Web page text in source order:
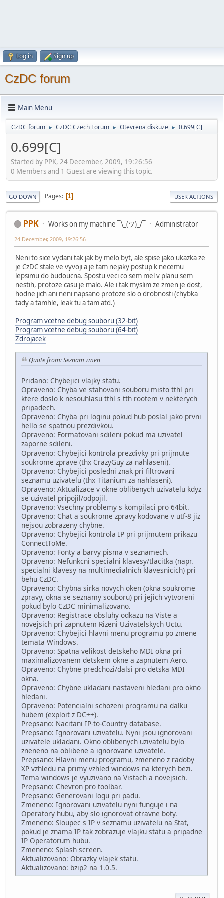
Log in Sign up
CzDC forum
Main Menu
CzDC forum ► CzDC Czech Forum ► Otevrena diskuze ► 0.699[C]
0.699[C]
Started by PPK, 24 December, 2009, 19:26:56
0 Members and 1 Guest are viewing this topic.
GO DOWN Pages 1 USER ACTIONS
PPK Works on my machine ¯\_(ツ)_/¯ Administrator
24 December, 2009, 19:26:56
Neni to sice vydani tak jak by melo byt, ale spise jako ukazka ze
je CzDC stale ve vyvoji a je tam nejaky postup k necemu
lepsimu do budoucna. Spostu veci co sem mel v planu sem
nestih, protoze casu je malo. Ale i tak myslim ze zmen je dost,
hodne jich ani neni napsano protoze slo o drobnosti (chybka
tady a tamhle, leak tu a tam atd.)
Program vcetne debug souboru (32-bit)
Program vcetne debug souboru (64-bit)
Zdrojacek
Quote from: Seznam zmen
Pridano: Chybejici vlajky statu.
Opraveno: Chyba ve stahovani souboru misto tthl pri
ktere doslo k nesouhlasu tthl s tth rootem v nekterych
pripadech.
Opraveno: Chyba pri loginu pokud hub poslal jako prvni
hello se spatnou prezdivkou.
Opraveno: Formatovani sdileni pokud ma uzivatel
zaporne sdileni.
Opraveno: Chybejici kontrola prezdivky pri prijmute
soukrome zprave (thx CrazyGuy za nahlaseni).
Opraveno: Chybejici posledni znak pri filtrovani
seznamu uzivatelu (thx Titanium za nahlaseni).
Opraveno: Aktualizace v okne oblibenych uzivatelu kdyz
se uzivatel pripojil/odpojil.
Opraveno: Vsechny problemy s kompilaci pro 64bit.
Opraveno: Chat a soukrome zpravy kodovane v utf-8 jiz
nejsou zobrazeny chybne.
Opraveno: Chybejici kontrola IP pri prijmutem prikazu
ConnectToMe.
Opraveno: Fonty a barvy pisma v seznamech.
Opraveno: Nefunkcni specialni klavesy/tlacitka (napr.
specialni klavesy na multimedialnich klavesnicich) pri
behu CzDC.
Opraveno: Chybna sirka novych oken (okna soukrome
zpravy, okna se seznamy souboru) pri jejich vytvoreni
pokud bylo CzDC minimalizovano.
Opraveno: Registrace obsluhy odkazu na Viste a
novejsich pri zapnutem Rizeni Uzivatelskych Uctu.
Opraveno: Chybejici hlavni menu programu po zmene
temata Windows.
Opraveno: Spatna velikost detskeho MDI okna pri
maximalizovanem detskem okne a zapnutem Aero.
Opraveno: Chybne predchozi/dalsi pro detska MDI
okna.
Opraveno: Chybne ukladani nastaveni hledani pro okno
hledani.
Opraveno: Potencialni schozeni programu na dalku
hubem (exploit z DC++).
Prepsano: Nacitani IP-to-Country database.
Prepsano: Ignorovani uzivatelu. Nyni jsou ignorovani
uzivatele ukladani. Okno oblibenych uzivatelu bylo
zneneno na oblibene a ignorovane uzivatele.
Prepsano: Hlavni menu programu, zmeneno z radoby
XP vzhledu na primy vzhled windows na kterych bezi.
Tema windows je vyuzivano na Vistach a novejsich.
Prepsano: Chevron pro toolbar.
Prepsano: Generovani logu pri padu.
Zmeneno: Ignorovani uzivatelu nyni funguje i na
Operatory hubu, aby slo ignorovat otravne boty.
Zmeneno: Sloupec s IP v seznamu uzivatelu na Stat,
pokud je znama IP tak zobrazuje vlajku statu a pripadne
IP Operatorum hubu.
Zmeneno: Splash screen.
Aktualizovano: Obrazky vlajek statu.
Aktualizovano: bzip2 na 1.0.5.